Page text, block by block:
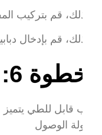
ذلك، قم بتركيب
ذلك، قم بإدخال
6: تركيب مقابض الأبواب